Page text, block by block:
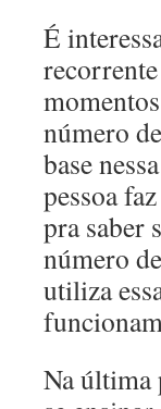
É
número
base
pessoa
pra saber
número
utiliza
Na última